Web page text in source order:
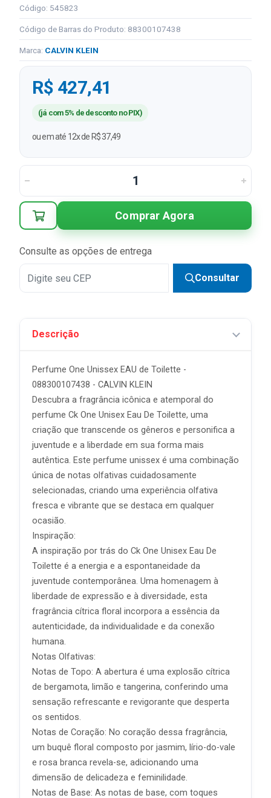
Código: 545823
Código de Barras do Produto: 88300107438
Marca: CALVIN KLEIN
R$ 427,41
(já com 5% de desconto no PIX)
ou em até 12x de R$ 37,49
Comprar Agora
Consulte as opções de entrega
Consultar
Descrição
Perfume One Unissex EAU de Toilette -
088300107438 - CALVIN KLEIN
Descubra a fragrância icônica e atemporal do
perfume Ck One Unisex Eau De Toilette, uma
criação que transcende os gêneros e personifica a
juventude e a liberdade em sua forma mais
autêntica. Este perfume unissex é uma combinação
única de notas olfativas cuidadosamente
selecionadas, criando uma experiência olfativa
fresca e vibrante que se destaca em qualquer
ocasião.
Inspiração:
A inspiração por trás do Ck One Unisex Eau De
Toilette é a energia e a espontaneidade da
juventude contemporânea. Uma homenagem à
liberdade de expressão e à diversidade, esta
fragrância cítrica floral incorpora a essência da
autenticidade, da individualidade e da conexão
humana.
Notas Olfativas:
Notas de Topo: A abertura é uma explosão cítrica
de bergamota, limão e tangerina, conferindo uma
sensação refrescante e revigorante que desperta
os sentidos.
Notas de Coração: No coração dessa fragrância,
um buquê floral composto por jasmim, lírio-do-vale
e rosa branca revela-se, adicionando uma
dimensão de delicadeza e feminilidade.
Notas de Base: As notas de base, com toques